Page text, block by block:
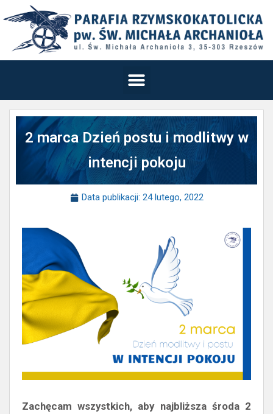
2 marca Dzień postu i modlitwy w
intencji pokoju
Data publikacji: 24 lutego, 2022
Zachęcam wszystkich, aby najbliższa środa 2